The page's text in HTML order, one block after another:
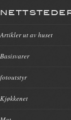
Artikler ut av huset
Basisvarer
fotoutstyr
Kjøkkenet